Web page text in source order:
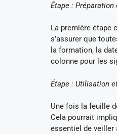
Étape :
La première étape
s’assurer que
la formation, la
colonne pour les
Étape : Utilisation
Une fois la feuille
Cela pourrait
essentiel de veiller